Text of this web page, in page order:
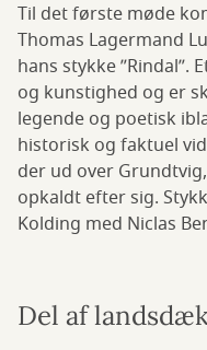
Til det første møde
Thomas Lagermand
hans stykke ”Rindal”.
og kunstighed og er
legende og poetisk
historisk og faktuel
der ud over
opkaldt efter sig.
Kolding med Niclas
Del af